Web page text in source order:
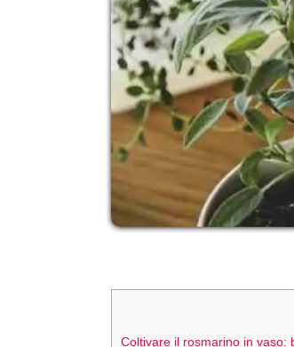
Coltivare il rosmarino in vaso: